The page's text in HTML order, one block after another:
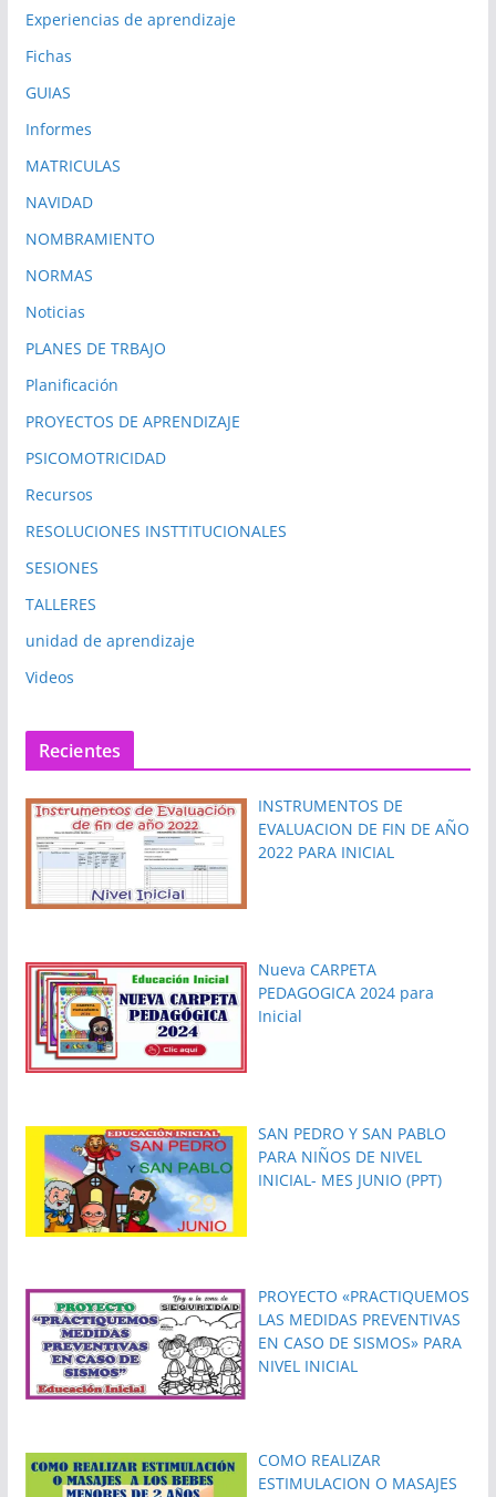
Experiencias de aprendizaje
Fichas
GUIAS
Informes
MATRICULAS
NAVIDAD
NOMBRAMIENTO
NORMAS
Noticias
PLANES DE TRBAJO
Planificación
PROYECTOS DE APRENDIZAJE
PSICOMOTRICIDAD
Recursos
RESOLUCIONES INSTTITUCIONALES
SESIONES
TALLERES
unidad de aprendizaje
Videos
Recientes
INSTRUMENTOS DE
EVALUACION DE FIN DE AÑO
2022 PARA INICIAL
Nueva CARPETA
PEDAGOGICA 2024 para
Inicial
SAN PEDRO Y SAN PABLO
PARA NIÑOS DE NIVEL
INICIAL- MES JUNIO (PPT)
PROYECTO «PRACTIQUEMOS
LAS MEDIDAS PREVENTIVAS
EN CASO DE SISMOS» PARA
NIVEL INICIAL
COMO REALIZAR
ESTIMULACION O MASAJES